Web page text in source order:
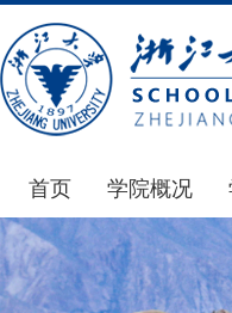
首页 学院概况
学院简介
发展简史